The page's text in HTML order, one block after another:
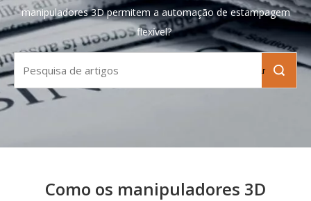
manipuladores 3D permitem a automação de estampagem
flexível?
Pesquisar
Como os manipuladores 3D